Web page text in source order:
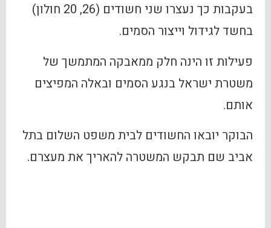
בעקבות כך נעצרו שני חשודים (26, 20 חולון)
בחשד לגידול וייצור הסמים.
פעילות זו הינה חלק ממאבקה המתמשך של
משטרת ישראל בנגע הסמים ובאלה המפיצים
אותם.
הבוקר יובאו החשודים לבית משפט השלום בתל
אביב שם תבקש המשטרה להאריך את מעצרם.